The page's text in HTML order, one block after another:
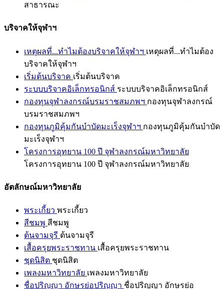
สาธารณะ
บริจาคให้จุฬาฯ
เหตุผลที่...ทำไมต้องบริจาคให้จุฬาฯ เหตุผลที่...ทำไมต้อง
บริจาคให้จุฬาฯ
เริ่มต้นบริจาค เริ่มต้นบริจาค
ระบบบริจาคอิเล็กทรอนิกส์ ระบบบริจาคอิเล็กทรอนิกส์
กองทุนจุฬาลงกรณ์บรมราชสมภพฯ กองทุนจุฬาลงกรณ์
บรมราชสมภพฯ
กองทุนภูมิคุ้มกันบำบัดมะเร็งจุฬาฯ กองทุนภูมิคุ้มกันบำบัด
มะเร็งจุฬาฯ
โครงการอุทยาน 100 ปี จุฬาลงกรณ์มหาวิทยาลัย
โครงการอุทยาน 100 ปี จุฬาลงกรณ์มหาวิทยาลัย
อัตลักษณ์มหาวิทยาลัย
พระเกี้ยว พระเกี้ยว
สีชมพู สีชมพู
ต้นจามจุรี ต้นจามจุรี
เสื้อครุยพระราชทาน เสื้อครุยพระราชทาน
ชุดนิสิต ชุดนิสิต
เพลงมหาวิทยาลัย เพลงมหาวิทยาลัย
ชื่อปริญญา อักษรย่อปริญญา ชื่อปริญญา อักษรย่อ